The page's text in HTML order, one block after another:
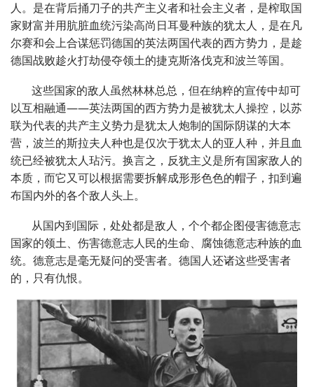
人。是在背后捅刀子的共产主义者和社会主义者，是榨取国
家财富并用肮脏血统污染高尚日耳曼种族的犹太人，是在凡
尔赛和会上合谋惩罚德国的英法两国代表的西方势力，是趁
德国战败趁火打劫侵夺领土的捷克斯洛伐克和波兰等国。
这些国家的敌人虽然林林总总，但在纳粹的宣传中却可
以互相融通——英法两国的西方势力是被犹太人操控，以苏
联为代表的共产主义势力是犹太人炮制的国际阴谋的大本
营，波兰的斯拉夫人种也是仅次于犹太人的亚人种，并且血
统已经被犹太人玷污。换言之，反犹主义是所有国家敌人的
本质，而它又可以根据需要拆解成形形色色的帽子，扣到遍
布国内外的各个敌人头上。
从国内到国际，处处都是敌人，个个都企图侵害德意志
国家的领土、伤害德意志人民的生命、腐蚀德意志种族的血
统。德意志是毫无疑问的受害者。德国人还诸这些受害者
的，只有仇恨。